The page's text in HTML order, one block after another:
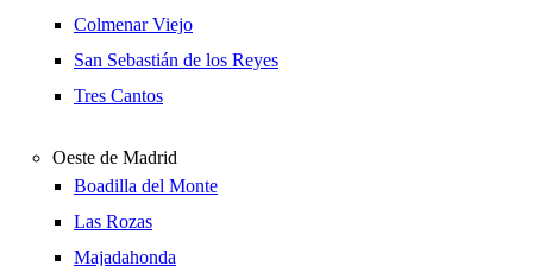
Colmenar Viejo
San Sebastián de los Reyes
Tres Cantos
Oeste de Madrid
Boadilla del Monte
Las Rozas
Majadahonda